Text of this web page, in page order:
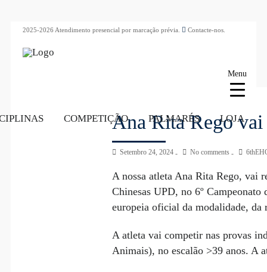
2025-2026 Atendimento presencial por marcação prévia. Contacte-nos.
COMPETIÇÃO PALMARÉS LOJA
Ana Rita Rego vai
Setembro 24, 2024 No comments
A nossa atleta Ana Rita Rego, vai
Chinesas UPD, no 6º
europeia oficial da modalidade,
A atleta vai competir nas provas
Animais), no escalão >39 anos. A
Menu